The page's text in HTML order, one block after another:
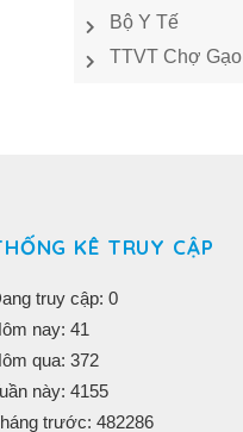
Bộ Y Tế
TTVT Chợ Gạo
KÊ TRUY CẬP
truy cập: 0
nay: 41
qua: 372
này: 4155
trước: 482286